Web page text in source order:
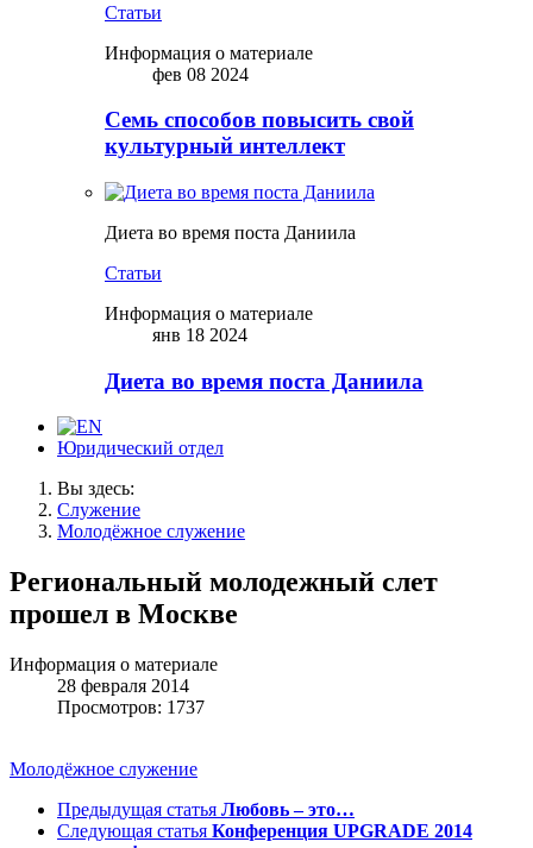
Статьи
Информация о материале
фев 08 2024
Семь способов повысить свой
культурный интеллект
Диета во время поста Даниила
Статьи
Информация о материале
янв 18 2024
Диета во время поста Даниила
Юридический отдел
Вы здесь:
Служение
Молодёжное служение
Региональный молодежный слет
прошел в Москве
Информация о материале
28 февраля 2014
Просмотров: 1737
Молодёжное служение
Предыдущая статья Любовь – это…
Следующая статья Конференция UPGRADE 2014